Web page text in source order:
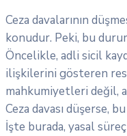
Ceza davalarının
konudur. Peki, bu
Öncelikle, adli sicil
ilişkilerini gösteren
mahkumiyetleri değil,
Ceza davası düşerse,
İşte burada, yasal